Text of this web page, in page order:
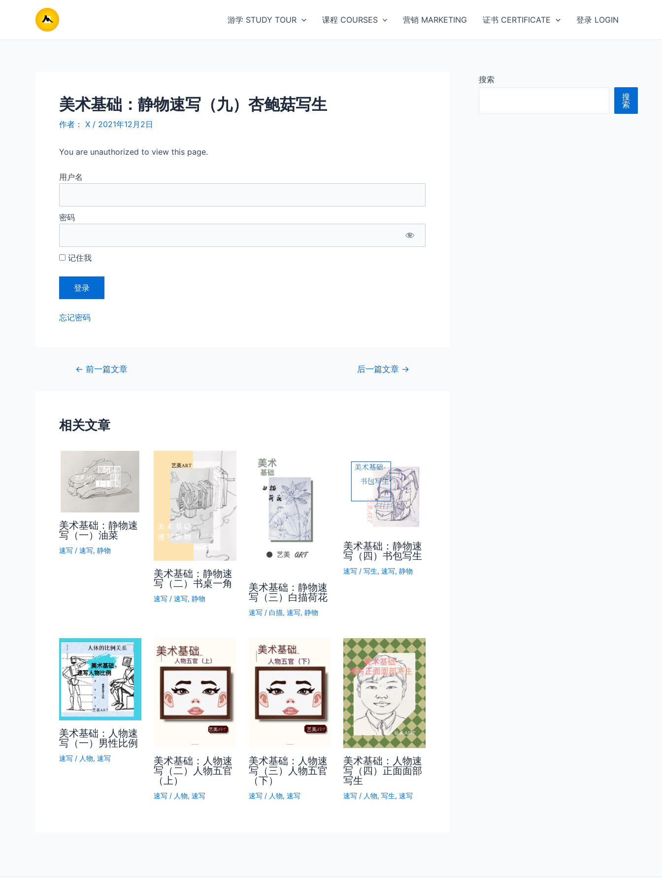
游学 STUDY TOUR 课程 COURSES 营销 MARKETING 证书 CERTIFICATE 登录 LOGIN
美术基础：静物速写（九）杏鲍菇写生
作者： X / 2021年12月2日
You are unauthorized to view this page.
用户名
密码
记住我
忘记密码
← 前一篇文章 后一篇文章 →
相关文章
美术基础：静物速
写（一）油菜
速写 / 速写, 静物
美术基础：静物速
写（二）书桌一角
速写 /速写,静物
美术基础：静物速
写（三）白描荷花
速写/ 白描, 速写, 静物
美术基础：静物速
写（四）书包写生
速写/ 写生, 速写, 静物
美术基础：人物速
写（一）男性比例
速写 / 人物, 速写
美术基础：人物速
写（二）人物五官
（上）
速写 / 人物,速写
美术基础：人物速
写（三）人物五官
（下）
速写/ 人物, 速写
美术基础：人物速
写（四）正面面部
写生
速写/ 人物, 写生, 速写
搜索
搜
索